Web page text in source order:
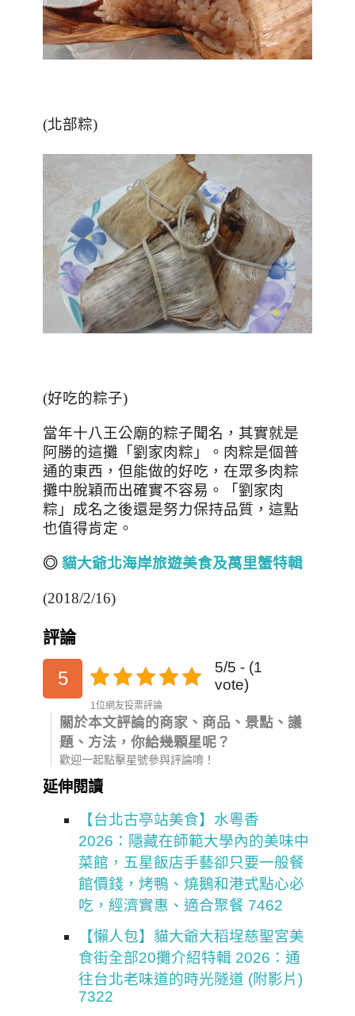
(北部粽)
(好吃的粽子)
當年十八王公廟的粽子聞名，其實就是
阿勝的這攤「劉家肉粽」。肉粽是個普
通的東西，但能做的好吃，在眾多肉粽
攤中脫穎而出確實不容易。「劉家肉
粽」成名之後還是努力保持品質，這點
也值得肯定。
◎ 貓大爺北海岸旅遊美食及萬里蟹特輯
(2018/2/16)
評論
5
5/5 - (1
vote)
1位網友投票評論
關於本文評論的商家、商品、景點、議
題、方法，你給幾顆星呢？
歡迎一起點擊星號參與評論唷！
延伸閱讀
【台北古亭站美食】水粵香
2026：隱藏在師範大學內的美味中
菜館，五星飯店手藝卻只要一般餐
館價錢，烤鴨、燒鵝和港式點心必
吃，經濟實惠、適合聚餐 7462
【懶人包】貓大爺大稻埕慈聖宮美
食街全部20攤介紹特輯 2026：通
往台北老味道的時光隧道 (附影片)
7322